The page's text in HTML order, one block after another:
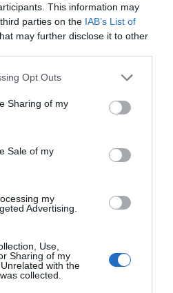
This information may
parties on the IAB’s List of
may further disclose it to other
app uses one or more Google
behaviour. You may click to
and its third-party tags to
purposes in below Google
Opt Outs
Sharing of my
Sale of my
my
Advertising.
Use,
Sharing of my
with the
collected.
árnyékolást, és használj
a hőmérséklet csökkentésére.
a forró nyári napokon.
Pinterest
,hűtés,lalás
alternatív
Következő bejegyzés